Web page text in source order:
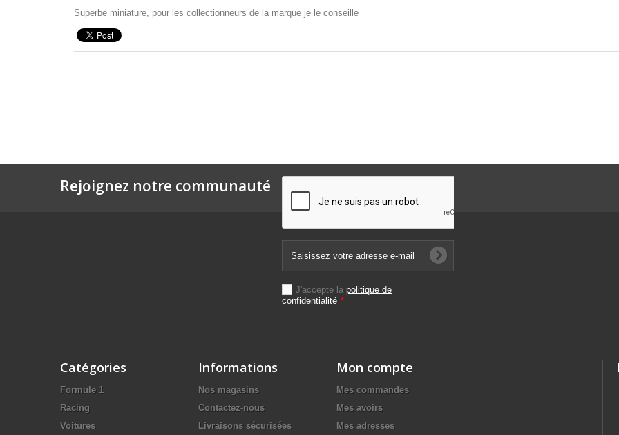
Superbe miniature, pour les collectionneurs de la marque je le conseille
Rejoignez notre communauté
J'accepte la politique de
confidentialité *
Catégories
Formule 1
Racing
Voitures
Informations
Nos magasins
Contactez-nous
Livraisons sécurisées
Mon compte
Mes commandes
Mes avoirs
Mes adresses